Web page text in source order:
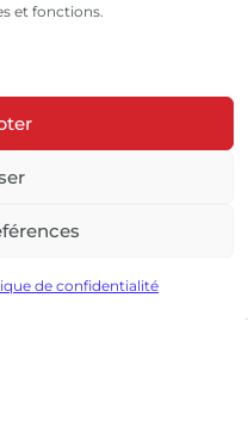
et fonctions.
de confidentialité
Haut-Brion |
de confidentialité
POUR LA SANTÉ, À